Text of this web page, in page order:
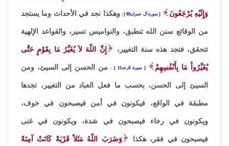
وَإِلَيْهِ يُرْجَعُونَ سورة آل عمران83 ،وهكذا نجد في الأحداث وما يستجد
من الوقائع سنن الله تنطبق، والنواميس تسير، والقواعد الإلهية
تتحقق، فتجد هذه سنة التغيير، إِنَّ اللّهَ لاَ يُغَيِّرُ مَا بِقَوْمٍ حَتَّى
يُغَيِّرُواْ مَا بِأَنْفُسِهِمْ سورة الرعد11 ، من الحسن إلى السيئ، ومن
السيئ إلى الحسن، بحسب ما فعل العباد من التغيير، تجدها
مطبقة في الواقع، فيكونون في أمن فيصبحون في خوف،
ويكونون في رخاء فيصبحون في شدة، ويكونون في غنى
فيصبحون في فقر، هكذا وَضَرَبَ اللّهُ مَثَلاً قَرْيَةً كَانَتْ آمِنَةً